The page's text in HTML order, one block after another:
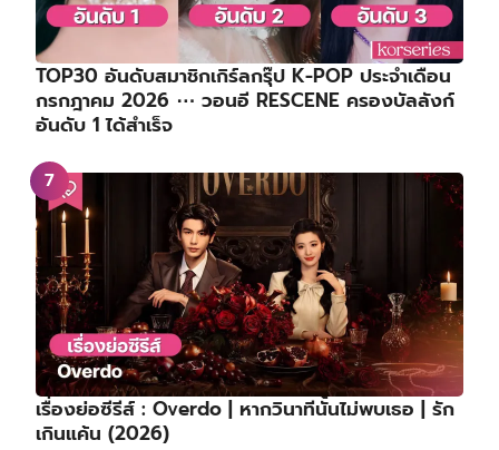
TOP30 อันดับสมาชิกเกิร์ลกรุ๊ป K-POP ประจำเดือน
กรกฎาคม 2026 ⋯ วอนอี RESCENE ครองบัลลังก์
อันดับ 1 ได้สำเร็จ
เรื่องย่อซีรีส์ : Overdo | หากวินาทีนั้นไม่พบเธอ | รัก
เกินแค้น (2026)